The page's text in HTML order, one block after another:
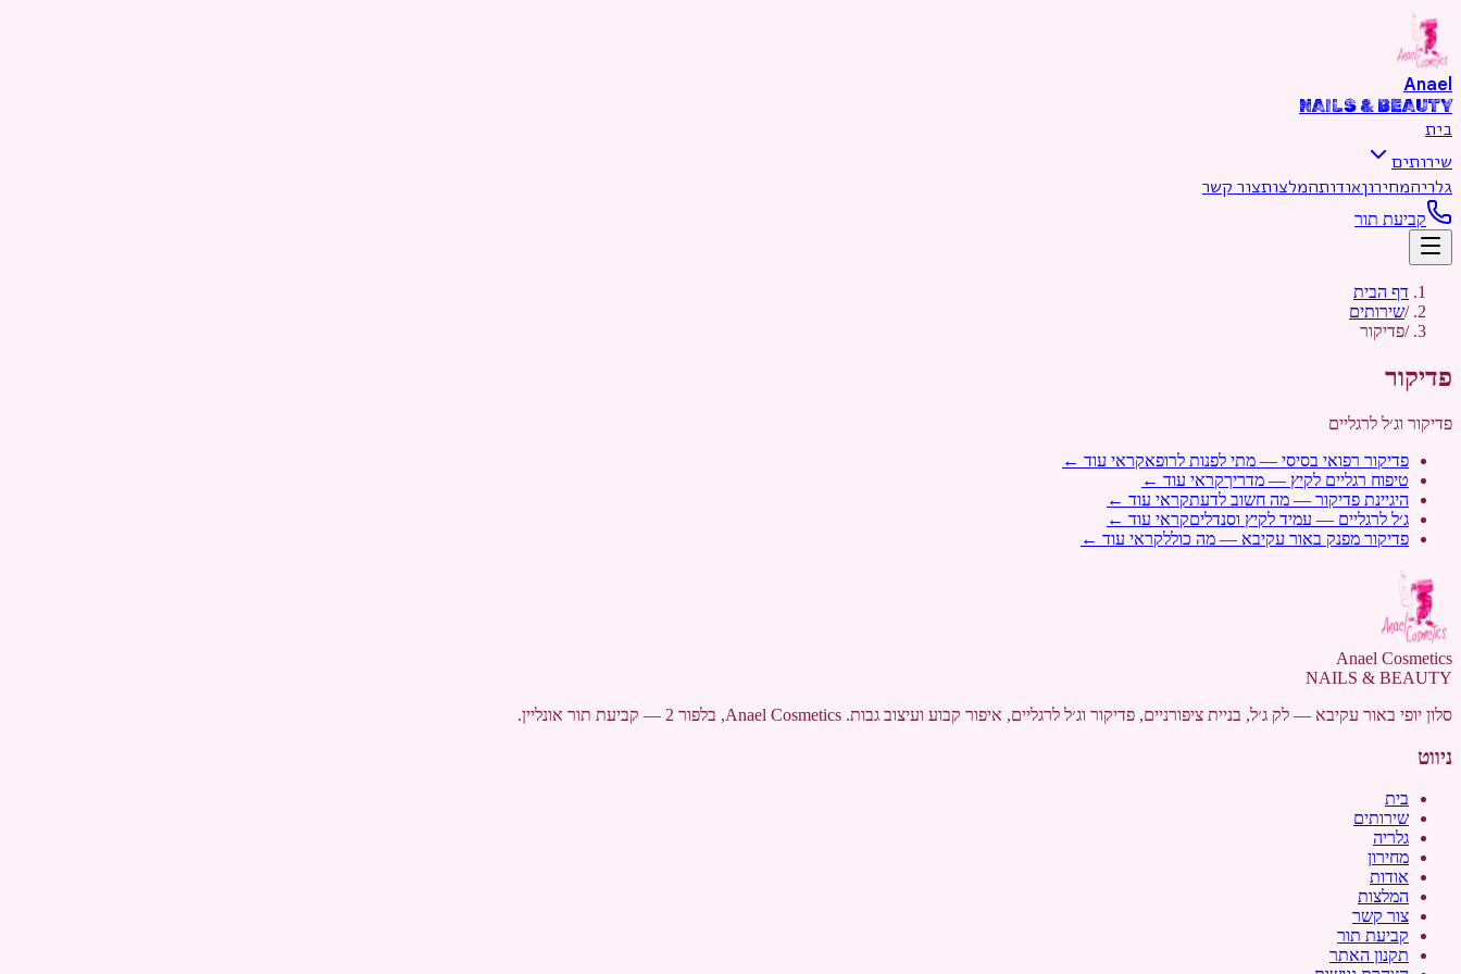
דילוג לתוכן הראשי
Anael
NAILS & BEAUTY
בית
שירותים
גלריהמחירוןאודותהמלצותצור קשר
קביעת תור
דף הבית
/שירותים
/פדיקור
פדיקור
פדיקור וג׳ל לרגליים
פדיקור רפואי בסיסי — מתי לפנות לרופאקראי עוד ←
טיפוח רגליים לקיץ — מדריךקראי עוד ←
היגיינת פדיקור — מה חשוב לדעתקראי עוד ←
ג׳ל לרגליים — עמיד לקיץ וסנדליםקראי עוד ←
פדיקור מפנק באור עקיבא — מה כוללקראי עוד ←
Anael Cosmetics
NAILS & BEAUTY
סלון יופי באור עקיבא — לק ג׳ל, בניית ציפורניים, פדיקור וג׳ל לרגליים, איפור קבוע ועיצוב גבות. Anael Cosmetics, בלפור 2 — קביעת תור אונליין.
ניווט
בית
שירותים
גלריה
מחירון
אודות
המלצות
צור קשר
קביעת תור
תקנון האתר